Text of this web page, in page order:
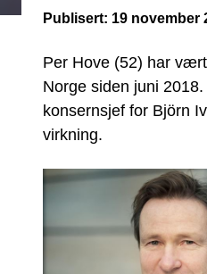
Publisert: 19 november
Per Hove (52) har
Norge siden juni
konsernsjef for Björn
virkning.